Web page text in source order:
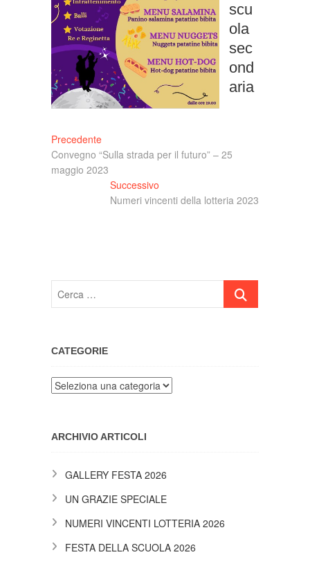
scu
ola
sec
ond
aria
Navigazione
articoli
PrecedenteArticolo
precedente:
Convegno “Sulla strada per il futuro” – 25
maggio 2023
Successivo
successivo:
Numeri vincenti della lotteria 2023
Cerca
CATEGORIE
Categorie
ARCHIVIO ARTICOLI
GALLERY FESTA 2026
UN GRAZIE SPECIALE
NUMERI VINCENTI LOTTERIA 2026
FESTA DELLA SCUOLA 2026